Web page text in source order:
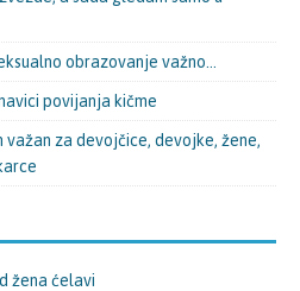
obrazovanje važno…
povijanja kičme
za devojčice, devojke, žene,
žena ćelavi